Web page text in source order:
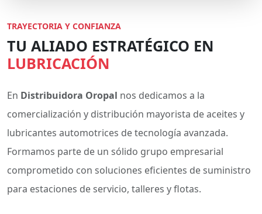
TRAYECTORIA Y CONFIANZA
TU ALIADO ESTRATÉGICO EN
LUBRICACIÓN
En Distribuidora Oropal nos dedicamos a la
comercialización y distribución mayorista de aceites y
lubricantes automotrices de tecnología avanzada.
Formamos parte de un sólido grupo empresarial
comprometido con soluciones eficientes de suministro
para estaciones de servicio, talleres y flotas.